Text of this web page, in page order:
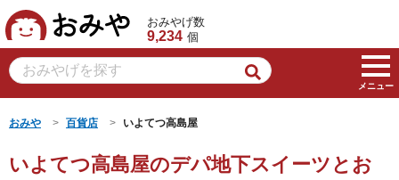
おみや
おみやげ数
9,234 個
メニュー
おみや 百貨店 いよてつ高島屋
いよてつ高島屋のデパ地下スイーツとお